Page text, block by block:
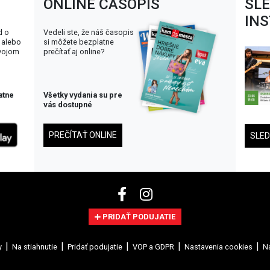
o
ONLINE ČASOPIS
Vedeli ste, že náš časopis
si môžete bezplatne
prečítať aj online?
Všetky vydania su pre
vás dostupné
PREČÍTAŤ ONLINE
PRIDAŤ PODUJATIE
Na stiahnutie Pridať podujatie VOP a GDPR Nastavenia cookies